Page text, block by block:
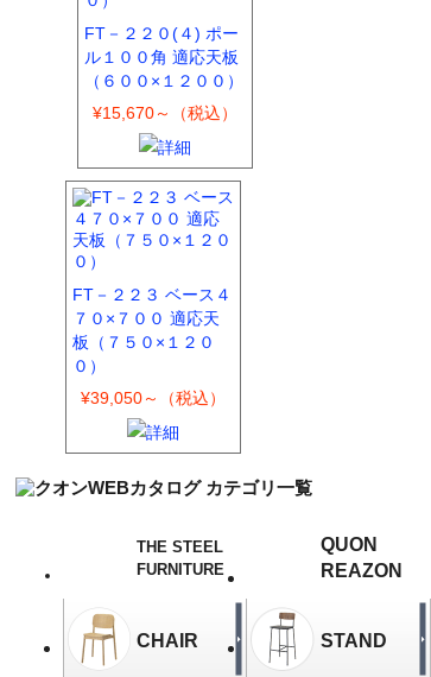
FT－２２０(４) ポー
ル１００角 適応天板
（６００×１２００）
¥15,670～（税込）
FT－２２３ ベース４
７０×７００ 適応天
板（７５０×１２０
０）
¥39,050～（税込）
THE STEEL
FURNITURE
QUON
REAZON
CHAIR STAND